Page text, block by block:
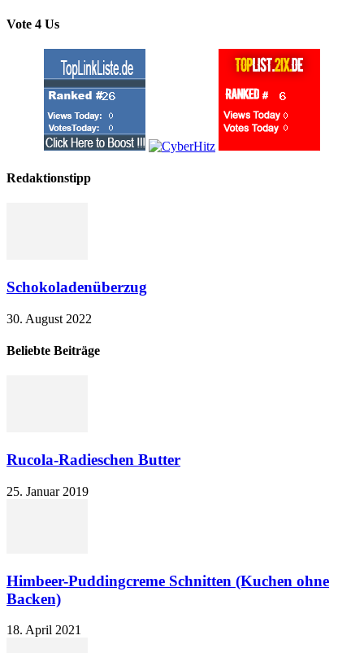
Vote 4 Us
Redaktionstipp
Schokoladenüberzug
30. August 2022
Beliebte Beiträge
Rucola-Radieschen Butter
25. Januar 2019
Himbeer-Puddingcreme Schnitten (Kuchen ohne
Backen)
18. April 2021